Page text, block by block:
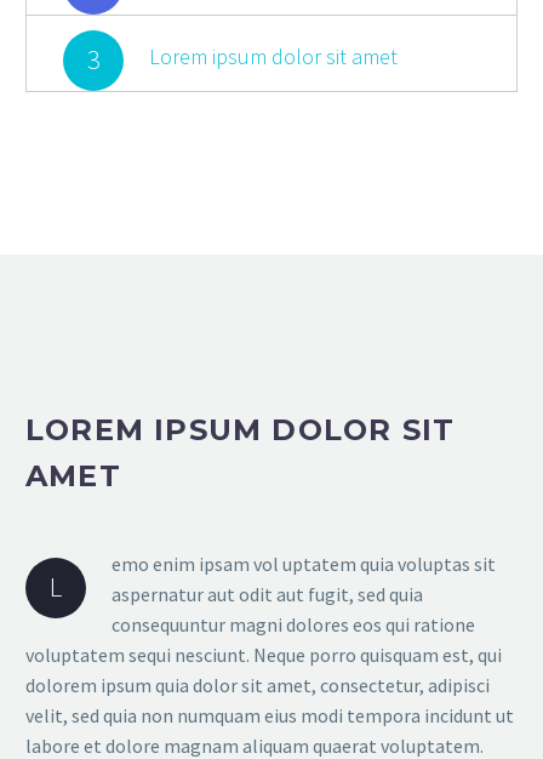
3 Lorem ipsum dolor sit amet
LOREM IPSUM DOLOR SIT
AMET
L
emo enim ipsam vol uptatem quia voluptas sit
aspernatur aut odit aut fugit, sed quia
consequuntur magni dolores eos qui ratione
voluptatem sequi nesciunt. Neque porro quisquam est, qui
dolorem ipsum quia dolor sit amet, consectetur, adipisci
velit, sed quia non numquam eius modi tempora incidunt ut
labore et dolore magnam aliquam quaerat voluptatem.